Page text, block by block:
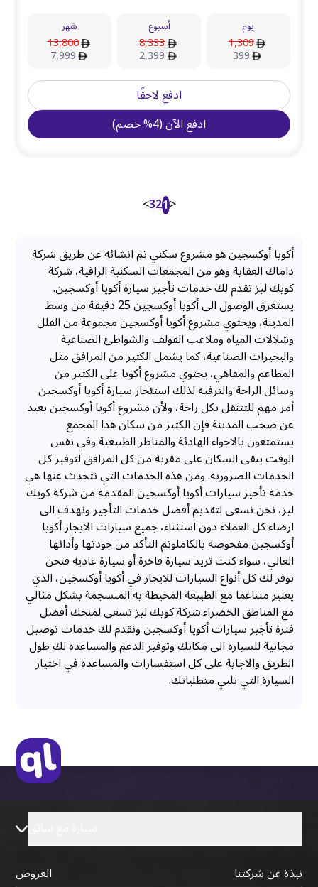
يوم
1,309
399
أسبوع
8,333
2,399
شهر
13,800
7,999
ادفع لاحقًا
ادفع الآن(
4
%خصم)
<
1
2
3
>
أكويا أوكسجين هو مشروع سكني تم انشائه عن طريق شركة
داماك العقاية وهو من المجمعات السكنية الراقية، شركة
كويك ليز تقدم لك خدمات تأجير سيارة أكويا أوكسجين.
يستغرق الوصول الى أكويا أوكسجين 25 دقيقة من وسط
المدينة، ويحتوي مشروع أكويا أوكسجين مجموعة من الفلل
وشلالات المياه وملاعب القولف والشواطئ الصناعية
والبحيرات الصناعية، كما يشمل الكثير من المرافق مثل
المطاعم والمقاهي، يحتوي مشروع أكويا على الكثير من
وسائل الراحة والترفيه لذلك استئجار سيارة أكويا أوكسجين
أمر مهم للتتنقل بكل راحة، ولأن مشروع أكويا أوكسجين بعيد
عن صخب المدينة فإن الكثير من سكان هذا المجمع
يستمتعون بالاجواء الهادئة والمناظر الطبيعية وفي نفس
الوقت يبقى السكان على مقربة من كل المرافق لتوفير كل
الخدمات الضرورية. ومن هذه الخدمات التي نتحدث عنها هي
خدمة تأجير سيارات أكويا أوكسجين المقدمة من شركة كويك
ليز، نحن نسعى لتقديم أفضل خدمات التأجير ونهدف الى
ارضاء كل العملاء دون استثناء، جميع سيارات الايجار أكويا
أوكسجين مفحوصة بالكاملوتم التأكد من جودتها وأدائها
العالي، سواء كنت تريد سيارة فاخرة أو سيارة عادية فنحن
نوفر لك كل أنواع السيارات للايجار في أكويا أوكسجين، الذي
يعتبر متناغما مع الطبيعة المحيطة به المنسجمة بشكل مثالي
مع المناطق الخضراء.شركة كويك ليز تسعى لمنحك أفضل
فترة تأجير سيارات أكويا أوكسجين ونقدم لك خدمات توصيل
مجانية للسيارة الى مكانك وتوفير الدعم والمساعدة لك طول
الطريق والاجابة على كل استفسارات والمساعدة في اختيار
السيارة التي تلبي متطلباتك.
نبذة عن شركتنا
العروض